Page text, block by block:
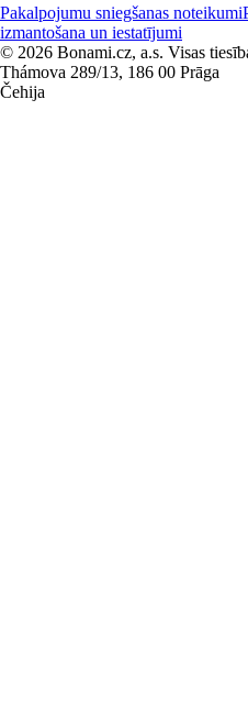
Pakalpojumu sniegšanas noteikumi
izmantošana un iestatījumi
© 2026 Bonami.cz, a.s. Visas
Thámova 289/13, 186 00 Prāga
Čehija